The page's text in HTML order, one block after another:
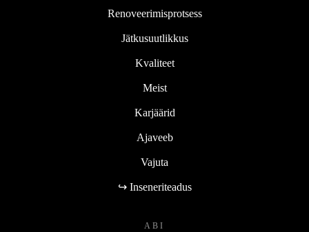
Renoveerimisprotsess
Jätkusuutlikkus
Kvaliteet
Meist
Karjäärid
Ajaveeb
Vajuta
↪ Inseneriteadus
ABI